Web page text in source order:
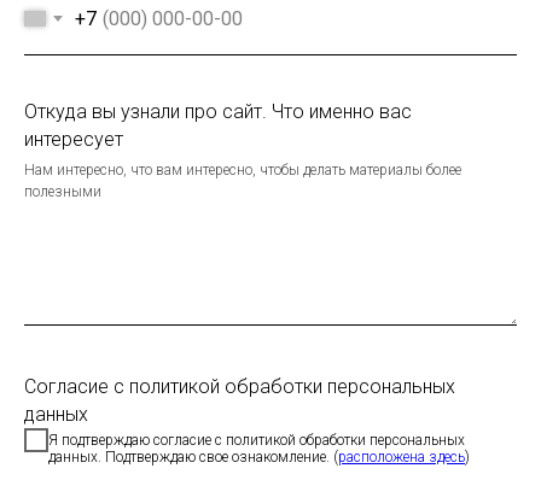
+7
Откуда вы узнали про сайт. Что именно вас
интересует
Нам интересно, что вам интересно, чтобы делать материалы более
полезными
Согласие с политикой обработки персональных
данных
Я подтверждаю согласие с политикой обработки персональных
данных. Подтверждаю свое ознакомление. (расположена здесь)